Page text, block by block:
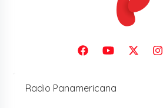
Radio Panamericana